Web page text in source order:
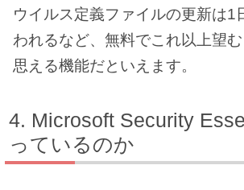
ウイルス定義ファイルの更新は1
われるなど、無料でこれ以上望
思える機能だといえます。
Microsoft Security
っているのか